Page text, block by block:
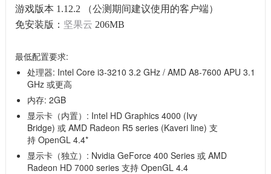
游戏版本 1.12.2 （公测期间建议使用的客户端）
免安装版： 坚果云 206MB
最低配置要求:
处理器: Intel Core i3-3210 3.2 GHz / AMD A8-7600 APU 3.1
GHz 或更高
内存: 2GB
显示卡（内置）: Intel HD Graphics 4000 (Ivy
Bridge) 或 AMD Radeon R5 series (Kaveri line) 支
持 OpenGL 4.4*
显示卡（独立）: Nvidia GeForce 400 Series 或 AMD
Radeon HD 7000 series 支持 OpenGL 4.4